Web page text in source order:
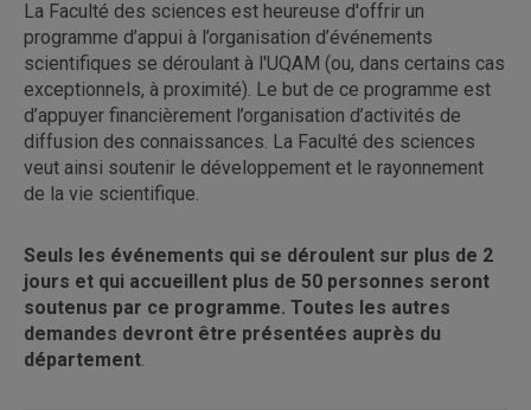
professeur responsable de conserver toute
preuve justificative nécessaire au remboursement
des frais.
La Faculté des sciences est heureuse d'offrir un
programme d’appui à l’organisation d’événements
scientifiques se déroulant à l'UQAM (ou, dans certains cas
exceptionnels, à proximité). Le but de ce programme est
d’appuyer financièrement l’organisation d’activités de
diffusion des connaissances. La Faculté des sciences
veut ainsi soutenir le développement et le rayonnement
de la vie scientifique.
Seuls les événements qui se déroulent sur plus de 2
jours et qui accueillent plus de 50 personnes seront
soutenus par ce programme. Toutes les autres
demandes devront être présentées auprès du
département.